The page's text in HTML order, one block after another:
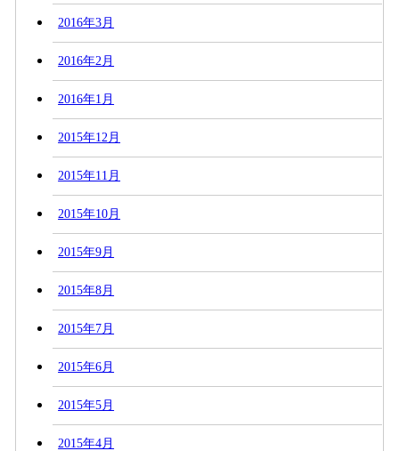
2016年3月
2016年2月
2016年1月
2015年12月
2015年11月
2015年10月
2015年9月
2015年8月
2015年7月
2015年6月
2015年5月
2015年4月